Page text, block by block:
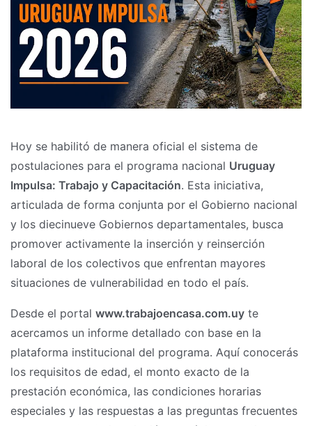
Hoy se habilitó de manera oficial el sistema de
postulaciones para el programa nacional Uruguay
Impulsa: Trabajo y Capacitación. Esta iniciativa,
articulada de forma conjunta por el Gobierno nacional
y los diecinueve Gobiernos departamentales, busca
promover activamente la inserción y reinserción
laboral de los colectivos que enfrentan mayores
situaciones de vulnerabilidad en todo el país.
Desde el portal www.trabajoencasa.com.uy te
acercamos un informe detallado con base en la
plataforma institucional del programa. Aquí conocerás
los requisitos de edad, el monto exacto de la
prestación económica, las condiciones horarias
especiales y las respuestas a las preguntas frecuentes